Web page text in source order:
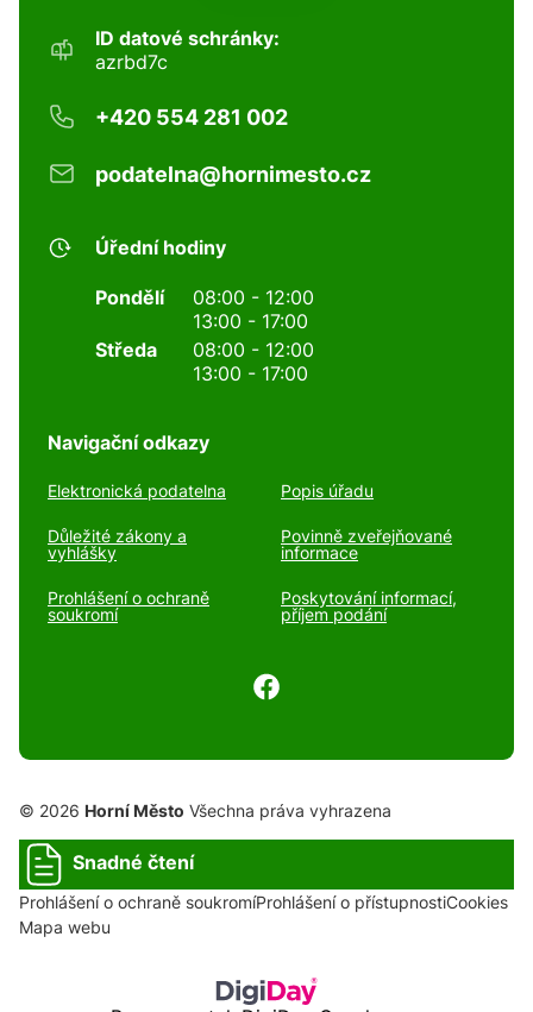
ID datové schránky:
azrbd7c
+420 554 281 002
podatelna@hornimesto.cz
Úřední hodiny
Pondělí
08:00 - 12:00
13:00 - 17:00
Středa
08:00 - 12:00
13:00 - 17:00
Navigační odkazy
Elektronická podatelna Popis úřadu
Důležité zákony a
vyhlášky
Povinně zveřejňované
informace
Prohlášení o ochraně
soukromí
Poskytování informací,
příjem podání
© 2026 Horní Město Všechna práva vyhrazena
Snadné čtení
Prohlášení o ochraně soukromíProhlášení o přístupnostiCookies
Mapa webu